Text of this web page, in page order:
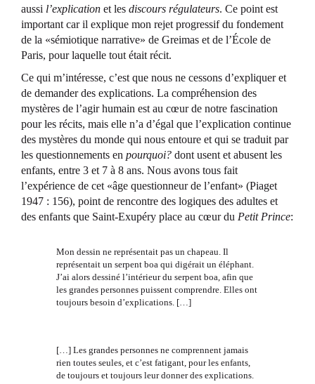
aussi l’explication et les discours régulateurs. Ce point est
important car il explique mon rejet progressif du fondement
de la «sémiotique narrative» de Greimas et de l’École de
Paris, pour laquelle tout était récit.
Ce qui m’intéresse, c’est que nous ne cessons d’expliquer et
de demander des explications. La compréhension des
mystères de l’agir humain est au cœur de notre fascination
pour les récits, mais elle n’a d’égal que l’explication continue
des mystères du monde qui nous entoure et qui se traduit par
les questionnements en pourquoi? dont usent et abusent les
enfants, entre 3 et 7 à 8 ans. Nous avons tous fait
l’expérience de cet «âge questionneur de l’enfant» (Piaget
1947 : 156), point de rencontre des logiques des adultes et
des enfants que Saint-Exupéry place au cœur du Petit Prince:
Mon dessin ne représentait pas un chapeau. Il
représentait un serpent boa qui digérait un éléphant.
J’ai alors dessiné l’intérieur du serpent boa, afin que
les grandes personnes puissent comprendre. Elles ont
toujours besoin d’explications. […]
[…] Les grandes personnes ne comprennent jamais
rien toutes seules, et c’est fatigant, pour les enfants,
de toujours et toujours leur donner des explications.